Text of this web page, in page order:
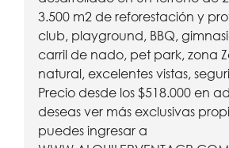
3.500 m2 de reforestación y
club, playground, BBQ,
carril de nado, pet park, zona
natural, excelentes vistas,
Precio desde los $518.000 en
deseas ver más exclusivas
puedes ingresar a